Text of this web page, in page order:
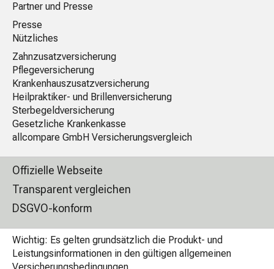
Partner und Presse
Presse
Nützliches
Zahnzusatzversicherung
Pflegeversicherung
Krankenhauszusatzversicherung
Heilpraktiker- und Brillenversicherung
Sterbegeldversicherung
Gesetzliche Krankenkasse
allcompare GmbH Versicherungsvergleich
Offizielle Webseite
Transparent vergleichen
DSGVO-konform
Wichtig: Es gelten grundsätzlich die Produkt- und
Leistungsinformationen in den gültigen allgemeinen